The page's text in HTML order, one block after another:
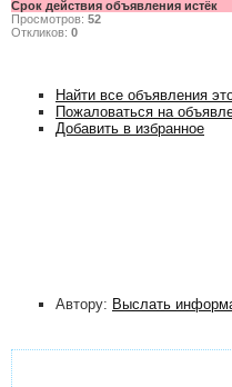
Срок действия объявления истёк
Просмотров: 52
Откликов: 0
Найти все объявления
Пожаловаться на
Добавить в избранное
Автору: Выслать